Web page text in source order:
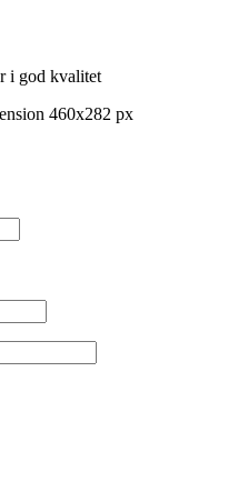
i god kvalitet
460x282 px